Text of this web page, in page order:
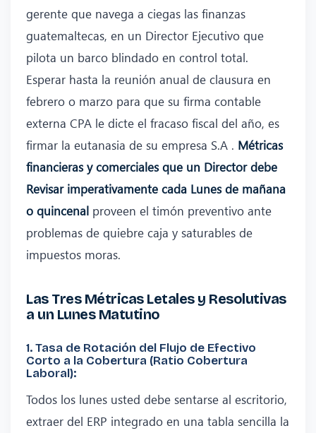
gerente que navega a ciegas las finanzas
guatemaltecas, en un Director Ejecutivo que
pilota un barco blindado en control total.
Esperar hasta la reunión anual de clausura en
febrero o marzo para que su firma contable
externa CPA le dicte el fracaso fiscal del año, es
firmar la eutanasia de su empresa S.A . Métricas
financieras y comerciales que un Director debe
Revisar imperativamente cada Lunes de mañana
o quincenal proveen el timón preventivo ante
problemas de quiebre caja y saturables de
impuestos moras.
Las Tres Métricas Letales y Resolutivas
a un Lunes Matutino
1. Tasa de Rotación del Flujo de Efectivo
Corto a la Cobertura (Ratio Cobertura
Laboral):
Todos los lunes usted debe sentarse al escritorio,
extraer del ERP integrado en una tabla sencilla la